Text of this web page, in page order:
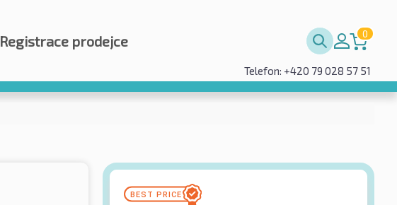
Registrace prodejce 0
Telefon: +420 79 028 57 51